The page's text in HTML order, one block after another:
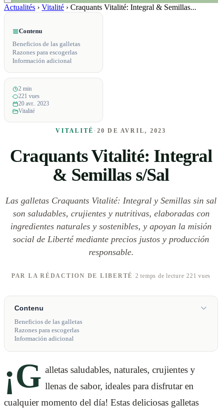
Actualités › Vitalité › Craquants Vitalité: Integral & Semillas...
Contenu
Beneficios de las galletas
Razones para escogerlas
Información adicional
2 min
221 vues
20 avr.. 2023
Vitalité
VITALITÉ · 20 DE AVRIL, 2023
Craquants Vitalité: Integral
& Semillas s/Sal
Las galletas Craquants Vitalité: Integral y Semillas sin sal
son saludables, crujientes y nutritivas, elaboradas con
ingredientes naturales y sostenibles, y apoyan la misión
social de Liberté mediante precios justos y producción
responsable.
PAR LA RÉDACTION DE LIBERTÉ ·2 temps de lecture·221 vues
Contenu
Beneficios de las galletas
Razones para escogerlas
Información adicional
¡G alletas saludables, naturales, crujientes y
llenas de sabor, ideales para disfrutar en
cualquier momento del día! Estas deliciosas galletas